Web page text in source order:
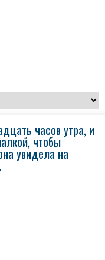
часов утра, и
чтобы
увидела на